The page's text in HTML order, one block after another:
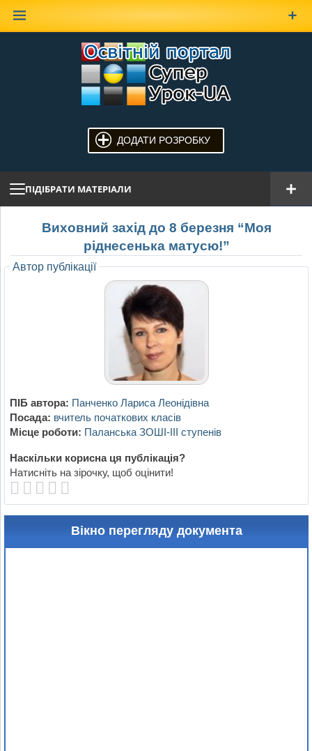
ДОДАТИ РОЗРОБКУ
ПІДІБРАТИ МАТЕРІАЛИ
Виховний захід до 8 березня “Моя
ріднесенька матусю!”
Автор публікації
ПІБ автора: Панченко Лариса Леонідівна
Посада: вчитель початкових класів
Місце роботи: Паланська ЗОШІ-ІІІ ступенів
Наскільки корисна ця публікація?
Натисніть на зірочку, щоб оцінити!
Вікно перегляду документа